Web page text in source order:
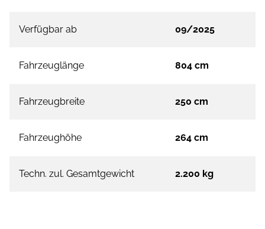
Verfügbar ab 09/2025
Fahrzeuglänge 804 cm
Fahrzeugbreite 250 cm
Fahrzeughöhe 264 cm
Techn. zul. Gesamtgewicht 2.200 kg